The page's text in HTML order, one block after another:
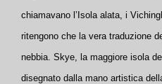
chiamavano l’Isola alata, i
ritengono che la vera traduzione
nebbia. Skye, la maggiore isola
disegnato dalla mano artistica